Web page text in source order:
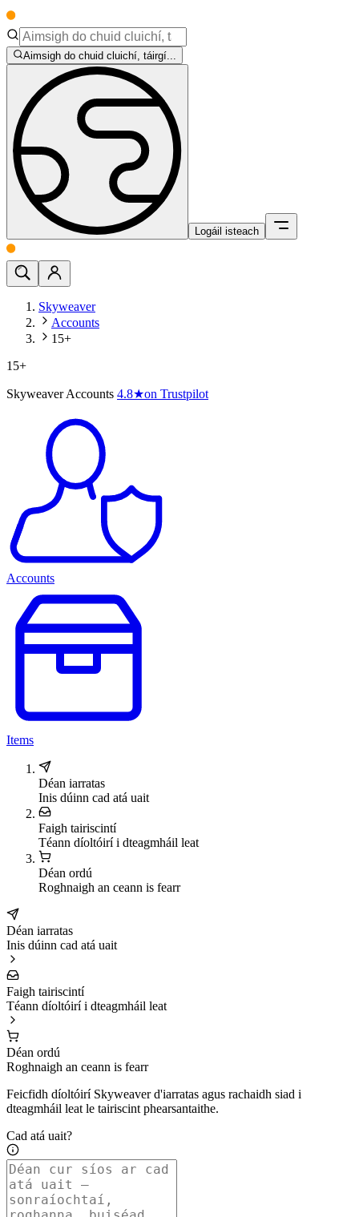
Aimsigh do chuid cluichí, táirgí...
Logáil isteach
Skyweaver
Accounts
15+
15+
Skyweaver Accounts 4.8★on Trustpilot
Accounts
Items
Déan iarratas
Inis dúinn cad atá uait
Faigh tairiscintí
Téann díoltóirí i dteagmháil leat
Déan ordú
Roghnaigh an ceann is fearr
Déan iarratas
Inis dúinn cad atá uait
Faigh tairiscintí
Téann díoltóirí i dteagmháil leat
Déan ordú
Roghnaigh an ceann is fearr
Feicfidh díoltóirí Skyweaver d'iarratas agus rachaidh siad i
dteagmháil leat le tairiscint phearsantaithe.
Cad atá uait?